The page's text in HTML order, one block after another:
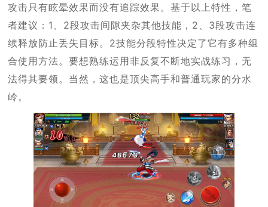
攻击只有眩晕效果而没有追踪效果。基于以上特性，笔
者建议：1、2段攻击间隙夹杂其他技能，2、3段攻击连
续释放防止丢失目标。2技能分段特性决定了它有多种组
合使用方法。要想熟练运用非反复不断地实战练习，无
法得其要领。当然，这也是顶尖高手和普通玩家的分水
岭。